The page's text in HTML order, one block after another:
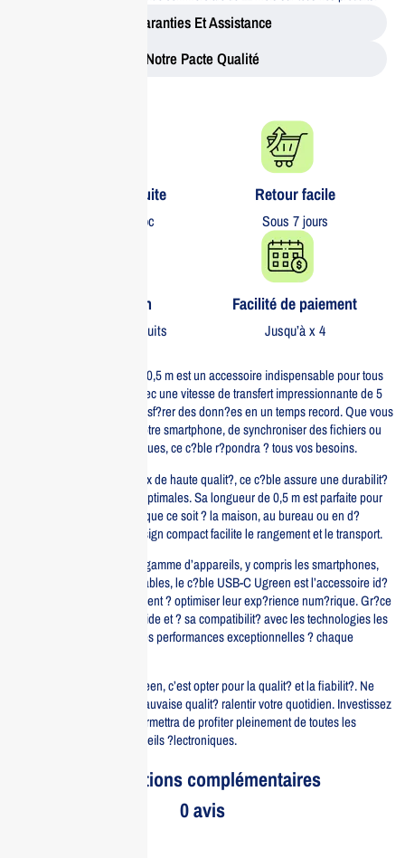
Garanties Et Assistance
Notre Pacte Qualité
Livraison gratuite​
partout au Maroc
Retour facile​
Sous 7 jours
Garantie 1 an
Sur tous nos produits
Facilité de paiement
Jusqu’à x 4
Le c?ble USB-C Ugreen de 0,5 m est un accessoire indispensable pour tous
vos appareils modernes. Avec une vitesse de transfert impressionnante de 5
Gbps, il vous permet de transf?rer des donn?es en un temps record. Que vous
soyez en train de charger votre smartphone, de synchroniser des fichiers ou
de connecter des p?riph?riques, ce c?ble r?pondra ? tous vos besoins.
Fabriqu? avec des mat?riaux de haute qualit?, ce c?ble assure une durabilit?
et une r?sistance ? l’usure optimales. Sa longueur de 0,5 m est parfaite pour
une utilisation quotidienne, que ce soit ? la maison, au bureau ou en d?
placement. De plus, son design compact facilite le rangement et le transport.
Compatible avec une large gamme d’appareils, y compris les smartphones,
tablettes et ordinateurs portables, le c?ble USB-C Ugreen est l’accessoire id?
al pour tous ceux qui cherchent ? optimiser leur exp?rience num?rique. Gr?ce
? sa capacit? de charge rapide et ? sa compatibilit? avec les technologies les
plus r?centes, il garantira des performances exceptionnelles ? chaque
Choisir le c?ble USB-C Ugreen, c’est opter pour la qualit? et la fiabilit?. Ne
laissez pas les c?bles de mauvaise qualit? ralentir votre quotidien. Investissez
dans un produit qui vous permettra de profiter pleinement de toutes les
fonctionnalit?s de vos appareils ?lectroniques.
Informations complémentaires
0 avis